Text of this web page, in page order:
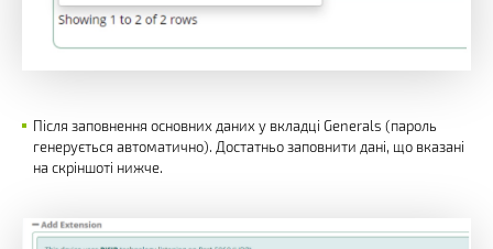
Після заповнення основних даних у вкладці Generals (пароль
генерується автоматично). Достатньо заповнити дані, що вказані
на скріншоті нижче.